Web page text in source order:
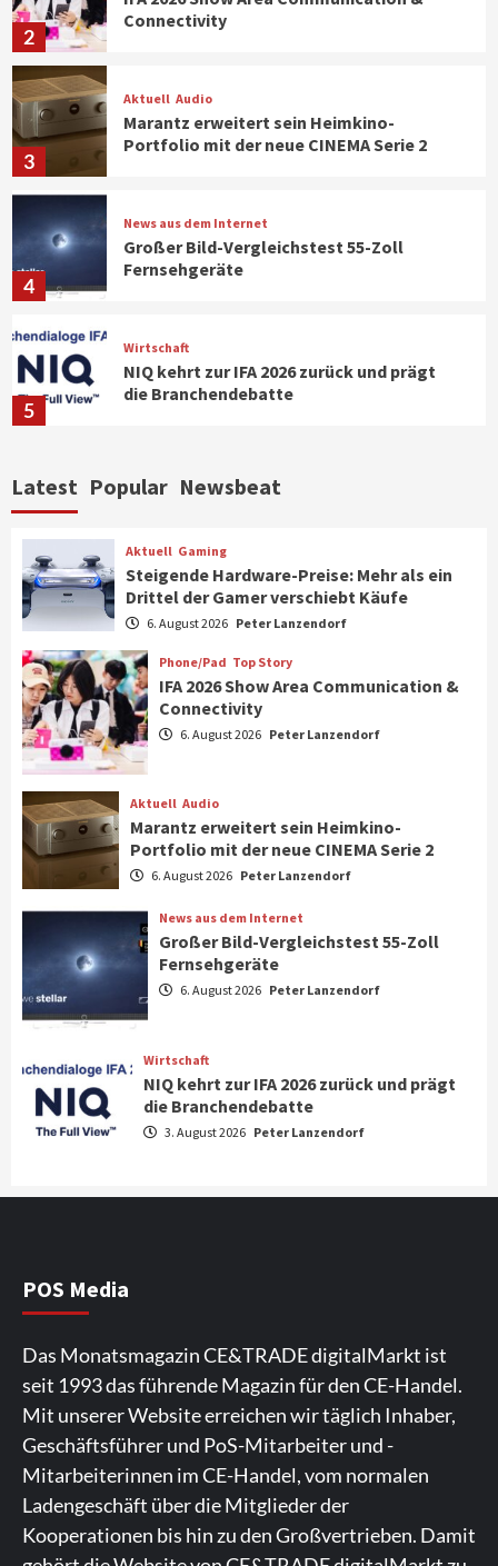
2
Connectivity
3
Aktuell Audio
Marantz erweitert sein Heimkino-
Portfolio mit der neue CINEMA Serie 2
4
News aus dem Internet
Großer Bild-Vergleichstest 55-Zoll
Fernsehgeräte
5
Wirtschaft
NIQ kehrt zur IFA 2026 zurück und prägt
die Branchendebatte
6
CHERRY baut Vertriebsteam in
7
Smart Living Top Story
Verbraucher setzen immer mehr auf
1
Aktuell Gaming
Steigende Hardware-Preise: Mehr als ein
Drittel der Gamer verschiebt Käufe
2
Phone/Pad Top Story
IFA 2026 Show Area Communication &
Aktuell Audio
Marantz erweitert sein Heimkino-
Portfolio mit der neue CINEMA Serie 2
News aus dem Internet
Großer Bild-Vergleichstest 55-Zoll
Fernsehgeräte
5
6
CHERRY baut Vertriebsteam in
strategisch wichtigen Märkten aus
7
Smart Living Top Story
Verbraucher setzen immer mehr auf
Klimageräte und Ventilatoren
Latest Popular Newsbeat
Aktuell Gaming
Steigende Hardware-Preise: Mehr als ein
Drittel der Gamer verschiebt Käufe
6. August 2026 Peter Lanzendorf
Phone/Pad Top Story
IFA 2026 Show Area Communication &
Connectivity
6. August 2026 Peter Lanzendorf
Aktuell Audio
Marantz erweitert sein Heimkino-
Portfolio mit der neue CINEMA Serie 2
6. August 2026 Peter Lanzendorf
News aus dem Internet
Großer Bild-Vergleichstest 55-Zoll
Fernsehgeräte
6. August 2026 Peter Lanzendorf
Wirtschaft
NIQ kehrt zur IFA 2026 zurück und prägt
die Branchendebatte
3. August 2026 Peter Lanzendorf
POS Media
Das Monatsmagazin CE&TRADE digitalMarkt ist
seit 1993 das führende Magazin für den CE-Handel.
Mit unserer Website erreichen wir täglich Inhaber,
Geschäftsführer und PoS-Mitarbeiter und -
Mitarbeiterinnen im CE-Handel, vom normalen
Ladengeschäft über die Mitglieder der
Kooperationen bis hin zu den Großvertrieben. Damit